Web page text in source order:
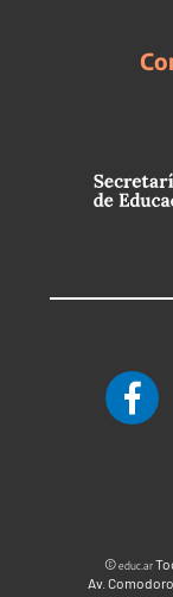
©educ.ar
Av. Comodoro